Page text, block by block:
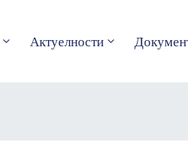
Актуелности